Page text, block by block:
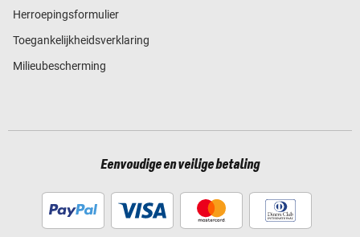
Herroepingsformulier
Toegankelijkheidsverklaring
Milieubescherming
Eenvoudige en veilige betaling